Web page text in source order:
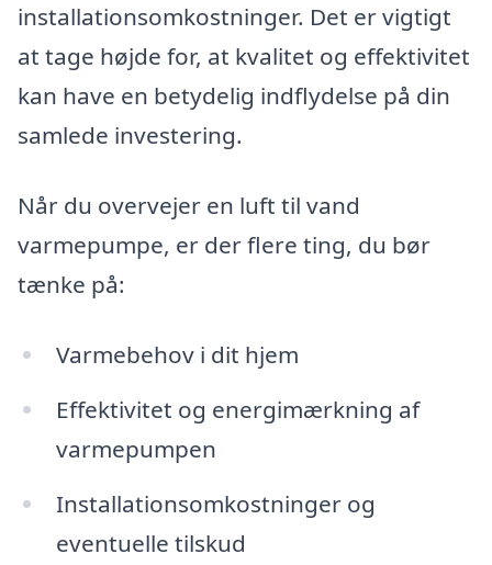
installationsomkostninger. Det er vigtigt
at tage højde for, at kvalitet og effektivitet
kan have en betydelig indflydelse på din
samlede investering.
Når du overvejer en luft til vand
varmepumpe, er der flere ting, du bør
tænke på:
Varmebehov i dit hjem
Effektivitet og energimærkning af
varmepumpen
Installationsomkostninger og
eventuelle tilskud